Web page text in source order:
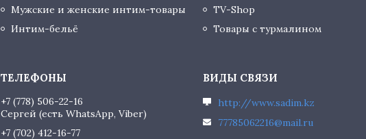
Мужские и женские интим-товары
Интим-бельё
TV-Shop
Товары с турмалином
+7 (778) 506-22-16
Сергей (есть WhatsApp, Viber)
+7 (702) 412-16-77
http://www.sadim.kz
77785062216@mail.ru